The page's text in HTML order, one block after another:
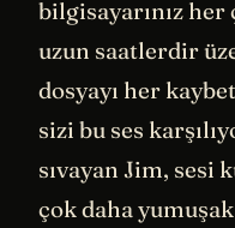
bilgisayarınız
uzun saatlerdir
dosyayı her
sizi bu ses
sıvayan Jim, sesi
çok daha